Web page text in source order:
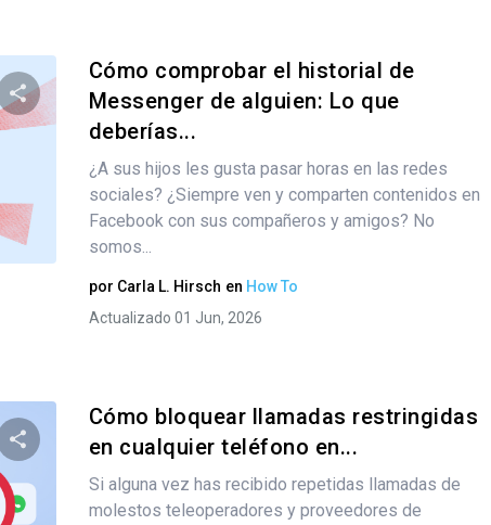
Twitter
Cómo comprobar el historial de
Messenger de alguien: Lo que
deberías...
¿A sus hijos les gusta pasar horas en las redes
sociales? ¿Siempre ven y comparten contenidos en
Facebook con sus compañeros y amigos? No
somos...
por Carla L. Hirsch en How To
Actualizado 01 Jun, 2026
Comparte este artículo
Cómo bloquear llamadas restringidas
en cualquier teléfono en...
Si alguna vez has recibido repetidas llamadas de
molestos teleoperadores y proveedores de